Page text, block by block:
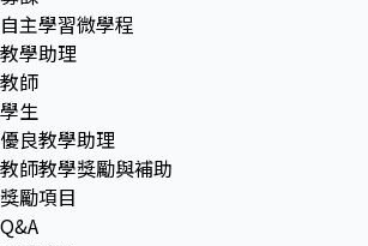
自主學習微學程
教學助理
教師
學生
優良教學助理
教師教學獎勵與補助
獎勵項目
Q&A